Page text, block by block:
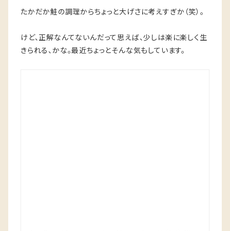
たかだか鮭の調理からちょっと大げさに考えすぎか（笑）。
けど、正解なんてないんだって思えば、少しは楽に楽しく生
きられる、かな。最近ちょっとそんな気もしています。